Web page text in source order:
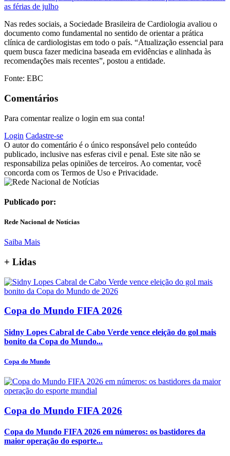
as férias de julho
Nas redes sociais, a Sociedade Brasileira de Cardiologia avaliou o
documento como fundamental no sentido de orientar a prática
clínica de cardiologistas em todo o país. “Atualização essencial para
quem busca fazer medicina baseada em evidências e alinhada às
recomendações mais recentes”, postou a entidade.
Fonte: EBC
Comentários
Para comentar realize o login em sua conta!
Login Cadastre-se
O autor do comentário é o único responsável pelo conteúdo
publicado, inclusive nas esferas civil e penal. Este site não se
responsabiliza pelas opiniões de terceiros. Ao comentar, você
concorda com os Termos de Uso e Privacidade.
Publicado por:
Rede Nacional de Notícias
Saiba Mais
+ Lidas
Copa do Mundo FIFA 2026
Sidny Lopes Cabral de Cabo Verde vence eleição do gol mais
bonito da Copa do Mundo...
Copa do Mundo
Copa do Mundo FIFA 2026
Copa do Mundo FIFA 2026 em números: os bastidores da
maior operação do esporte...